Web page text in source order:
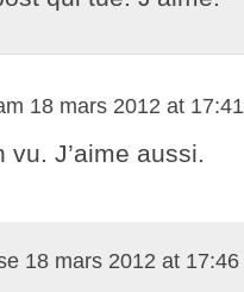
18 mars 2012 at 17:41
vu. J’aime aussi.
18 mars 2012 at 17:46